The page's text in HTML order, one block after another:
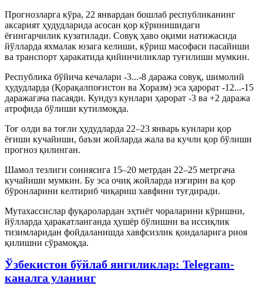
Прогнозларга кўра, 22 январдан бошлаб республиканинг
аксарият ҳудудларида асосан қор кўринишидаги
ёғингарчилик кузатилади. Совуқ ҳаво оқими натижасида
йўлларда яхмалак юзага келиши, кўриш масофаси пасайиши
ва транспорт ҳаракатида қийинчиликлар туғилиши мумкин.
Республика бўйича кечалари -3...-8 даража совуқ, шимолий
ҳудудларда (Қорақалпоғистон ва Хоразм) эса ҳарорат -12...-15
даражагача пасаяди. Кундуз кунлари ҳарорат -3 ва +2 даража
атрофида бўлиши кутилмоқда.
Тоғ олди ва тоғли ҳудудларда 22–23 январь кунлари қор
ёғиши кучайиши, баъзи жойларда жала ва кучли қор бўлиши
прогноз қилинган.
Шамол тезлиги сониясига 15–20 метрдан 22–25 метргача
кучайиши мумкин. Бу эса очиқ жойларда изғирин ва қор
бўронларини келтириб чиқариш хавфини туғдиради.
Мутахассислар фуқаролардан эҳтиёт чораларини кўришни,
йўлларда ҳаракатланганда ҳушёр бўлишни ва иссиқлик
тизимларидан фойдаланишда хавфсизлик қоидаларига риоя
қилишни сўрамоқда.
Ўзбекистон бўйлаб янгиликлар: Telegram-
каналга уланинг